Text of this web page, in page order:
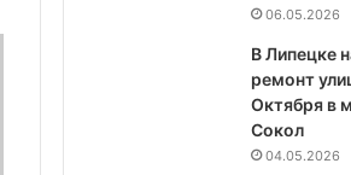
06.05.2026
В Липецке
ремонт
Октября в
Сокол
04.05.2026